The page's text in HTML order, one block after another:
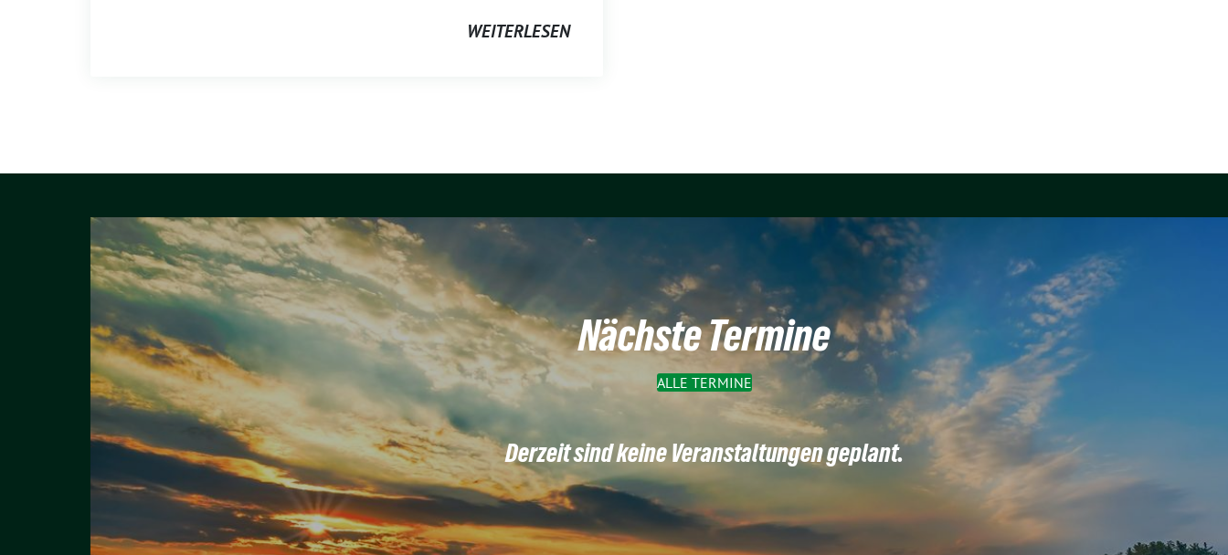
WEITERLESEN
Nächste Termine
ALLE TERMINE
Derzeit sind keine Veranstaltungen geplant.